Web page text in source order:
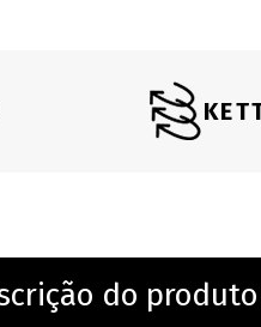
do produto